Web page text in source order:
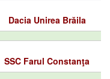
Dacia Unirea Brăila
SSC Farul Constanţa